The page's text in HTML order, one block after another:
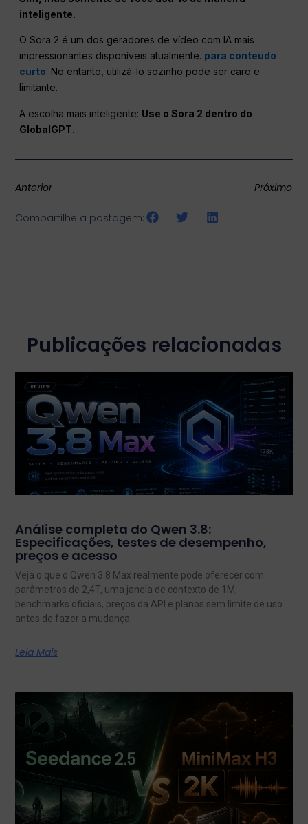
inteligente.
O Sora 2 é um dos geradores de vídeo com IA mais
impressionantes disponíveis atualmente. para conteúdo
curto. No entanto, utilizá-lo sozinho pode ser caro e
limitante.
A escolha mais inteligente: Use o Sora 2 dentro do
GlobalGPT.
Anterior Próximo
Compartilhe a postagem:
Publicações relacionadas
Análise completa do Qwen 3.8:
Especificações, testes de desempenho,
preços e acesso
Veja o que o Qwen 3.8 Max realmente pode oferecer com
parâmetros de 2,4T, uma janela de contexto de 1M,
benchmarks oficiais, preços da API e planos sem limite de uso
antes de fazer a mudança.
Leia Mais